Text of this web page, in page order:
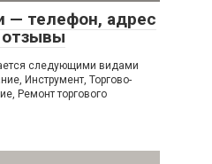
— телефон, адрес
отзывы
следующими видами
Инструмент, Торгово-
Ремонт торгового